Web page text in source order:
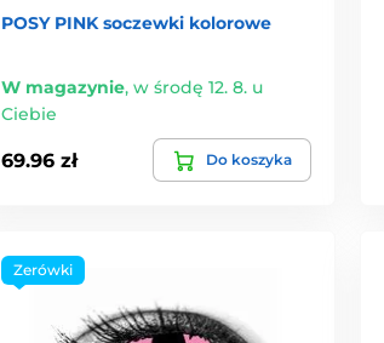
POSY PINK soczewki kolorowe
W magazynie, w środę 12. 8. u
Ciebie
69.96 zł Do koszyka
Zerówki